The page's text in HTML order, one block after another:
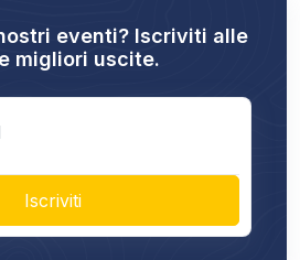
eventi? Iscriviti alle
migliori uscite.
Iscriviti